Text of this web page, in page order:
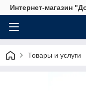
Интернет-магазин
Товары и услуги